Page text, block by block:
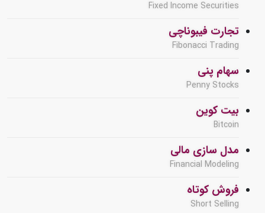
Fixed Income Securities
تجارت فیبوناچی
Fibonacci Trading
سهام پنی
Penny Stocks
بیت کوین
Bitcoin
مدل سازی مالی
Financial Modeling
فروش کوتاه
Short Selling